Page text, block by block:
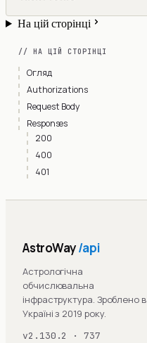
На цій сторінці
// НА ЦІЙ СТОРІНЦІ
Огляд
Authorizations
Request Body
Responses
200
400
401
AstroWay/api
Астрологічна
обчислювальна
інфраструктура. Зроблено в
Україні з 2019 року.
v2.130.2 · 737